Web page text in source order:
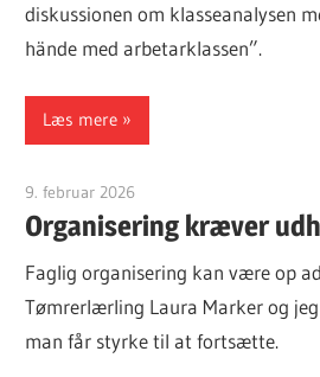
diskussionen om klasseanalysen
hände med arbetarklassen”.
Læs mere
9. februar 2026
Organisering kræver
Faglig organisering kan være op
Tømrerlærling Laura Marker og
man får styrke til at fortsætte.